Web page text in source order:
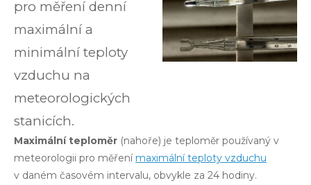
pro měření denní
maximální a
minimální teploty
vzduchu na
meteorologických
stanicích.
Maximální teploměr (nahoře) je teploměr používaný v
meteorologii pro měření maximální teploty vzduchu
v daném časovém intervalu, obvykle za 24 hodiny.